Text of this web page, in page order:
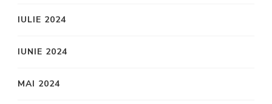
IULIE 2024
IUNIE 2024
MAI 2024